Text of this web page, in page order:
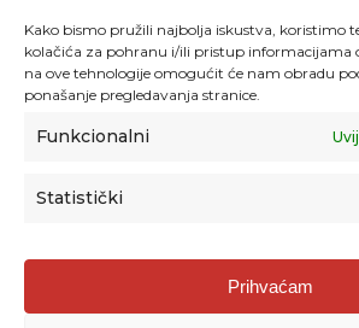
Kako bismo pružili najbolja iskustva, koristimo
kolačića za pohranu i/ili pristup informacijama
na ove tehnologije omogućit će nam obradu
ponašanje pregledavanja stranice.
Funkcionalni
Statistički
Prihvaćam
Agencija za odgoj i obrazovanje
Donje Svetice 38, 10000 Zagreb